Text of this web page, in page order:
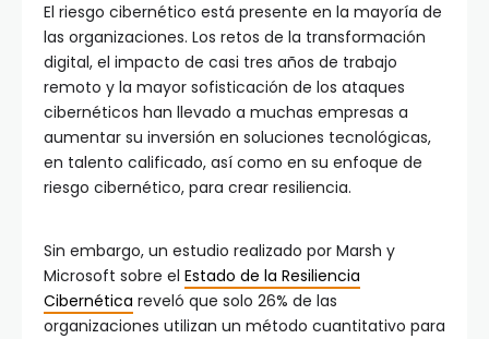
El riesgo cibernético está presente en la mayoría de
las organizaciones. Los retos de la transformación
digital, el impacto de casi tres años de trabajo
remoto y la mayor sofisticación de los ataques
cibernéticos han llevado a muchas empresas a
aumentar su inversión en soluciones tecnológicas,
en talento calificado, así como en su enfoque de
riesgo cibernético, para crear resiliencia.
Sin embargo, un estudio realizado por Marsh y
Microsoft sobre el Estado de la Resiliencia
Cibernética reveló que solo 26% de las
organizaciones utilizan un método cuantitativo para